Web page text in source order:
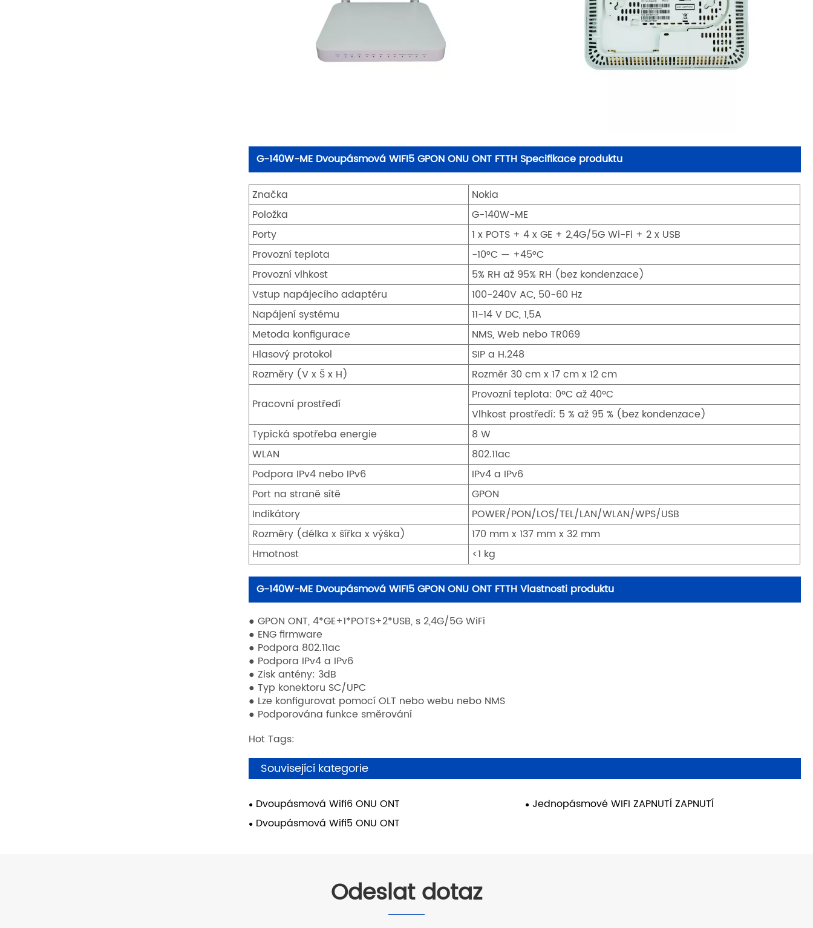
G-140W-ME Dvoupásmová WIFI5 GPON ONU ONT FTTH Specifikace produktu
Značka
Nokia
Položka
G-140W-ME
Porty
1 x POTS + 4 x GE + 2,4G/5G Wi-Fi + 2 x USB
Provozní teplota
-10°C — +45°C
Provozní vlhkost
5% RH až 95% RH (bez kondenzace)
Vstup napájecího adaptéru
100-240V AC, 50-60 Hz
Napájení systému
11-14 V DC, 1,5A
Metoda konfigurace
NMS, Web nebo TR069
Hlasový protokol
SIP a H.248
Rozměry (V x Š x H)
Rozměr 30 cm x 17 cm x 12 cm
Pracovní prostředí
Provozní teplota: 0ºC až 40ºC
Vlhkost prostředí: 5 % až 95 % (bez kondenzace)
Typická spotřeba energie
8 W
WLAN
802.11ac
Podpora IPv4 nebo IPv6
IPv4 a IPv6
Port na straně sítě
GPON
Indikátory
POWER/PON/LOS/TEL/LAN/WLAN/WPS/USB
Rozměry (délka x šířka x výška)
170 mm x 137 mm x 32 mm
Hmotnost
<1 kg
G-140W-ME Dvoupásmová WIFI5 GPON ONU ONT FTTH Vlastnosti produktu
● GPON ONT, 4*GE+1*POTS+2*USB, s 2,4G/5G WiFi
● ENG firmware
● Podpora 802.11ac
● Podpora IPv4 a IPv6
● Zisk antény: 3dB
● Typ konektoru SC/UPC
● Lze konfigurovat pomocí OLT nebo webu nebo NMS
● Podporována funkce směrování
Hot Tags:
Související kategorie
Dvoupásmová Wifi6 ONU ONT
Jednopásmové WIFI ZAPNUTÍ ZAPNUTÍ
Dvoupásmová Wifi5 ONU ONT
Odeslat dotaz